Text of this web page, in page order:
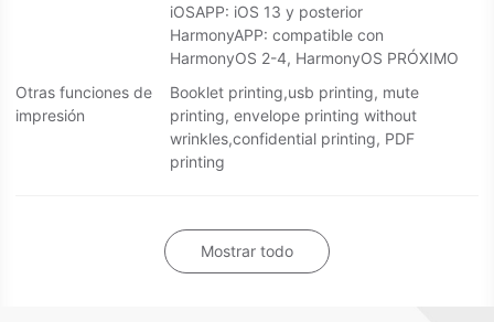
iOSAPP: iOS 13 y posterior
HarmonyAPP: compatible con
HarmonyOS 2-4, HarmonyOS PRÓXIMO
Otras funciones de
impresión
Booklet printing,usb printing, mute
printing, envelope printing without
wrinkles,confidential printing, PDF
printing
Mostrar todo